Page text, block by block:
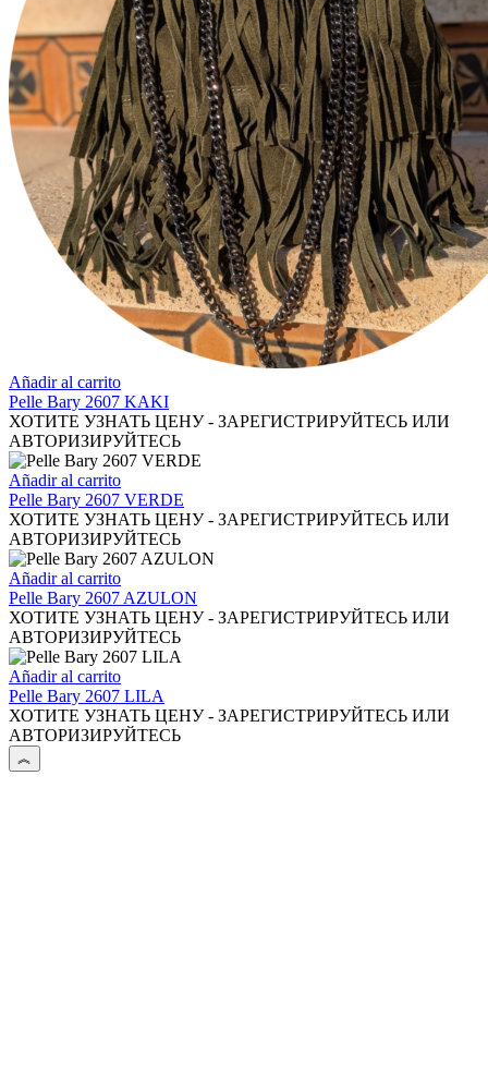
Añadir al carrito
Pelle Bary 2607 KAKI
ХОТИТЕ УЗНАТЬ ЦЕНУ - ЗАРЕГИСТРИРУЙТЕСЬ ИЛИ
АВТОРИЗИРУЙТЕСЬ
Añadir al carrito
Pelle Bary 2607 VERDE
ХОТИТЕ УЗНАТЬ ЦЕНУ - ЗАРЕГИСТРИРУЙТЕСЬ ИЛИ
АВТОРИЗИРУЙТЕСЬ
Añadir al carrito
Pelle Bary 2607 AZULON
ХОТИТЕ УЗНАТЬ ЦЕНУ - ЗАРЕГИСТРИРУЙТЕСЬ ИЛИ
АВТОРИЗИРУЙТЕСЬ
Añadir al carrito
Pelle Bary 2607 LILA
ХОТИТЕ УЗНАТЬ ЦЕНУ - ЗАРЕГИСТРИРУЙТЕСЬ ИЛИ
АВТОРИЗИРУЙТЕСЬ